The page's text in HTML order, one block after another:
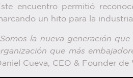
encuentro permitió
un hito para la
la nueva generación
que más
Cueva, CEO & Founder de